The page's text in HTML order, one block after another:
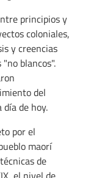
principios y
coloniales,
y creencias
blancos".
del
de hoy.
por el
maorí
de
el nivel de